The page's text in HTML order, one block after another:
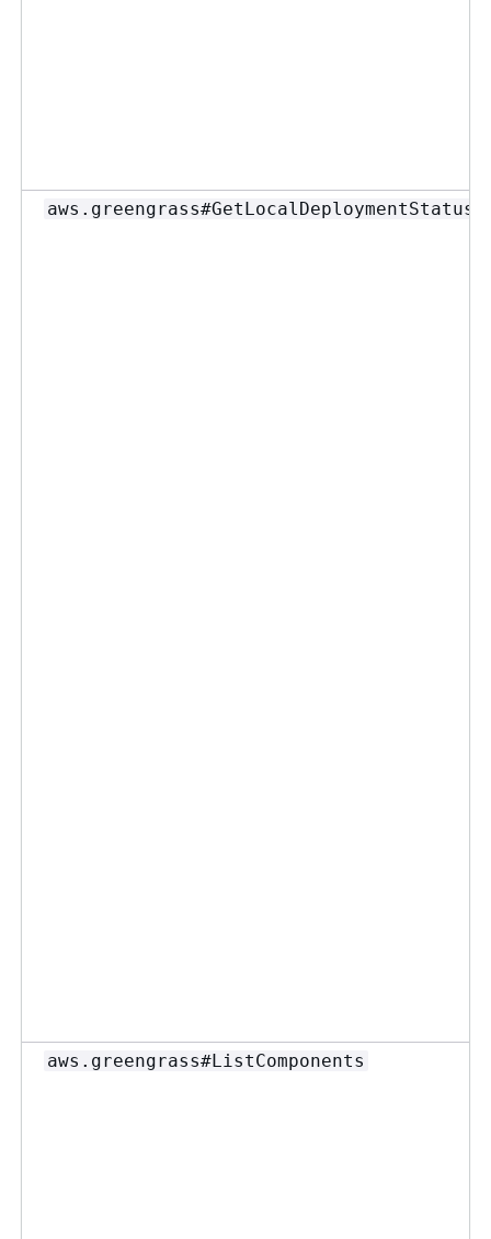
aws.greengrass#GetLocalDeploymentStatus
aws.greengrass#ListComponents